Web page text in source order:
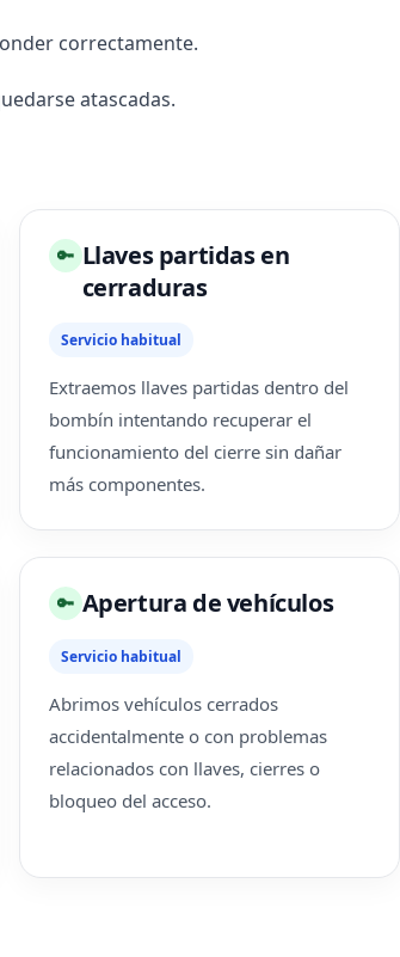
correctamente.
atascadas.
🔑 Llaves partidas en
cerraduras
Servicio habitual
Extraemos llaves partidas dentro del
bombín intentando recuperar el
funcionamiento del cierre sin dañar
más componentes.
🔑 Apertura de vehículos
Servicio habitual
Abrimos vehículos cerrados
accidentalmente o con problemas
relacionados con llaves, cierres o
bloqueo del acceso.